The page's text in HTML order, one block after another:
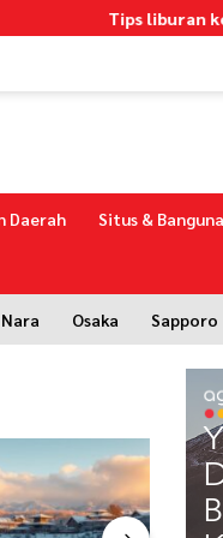
Tips liburan ke
Daerah Situs &
Nara Osaka Sapporo